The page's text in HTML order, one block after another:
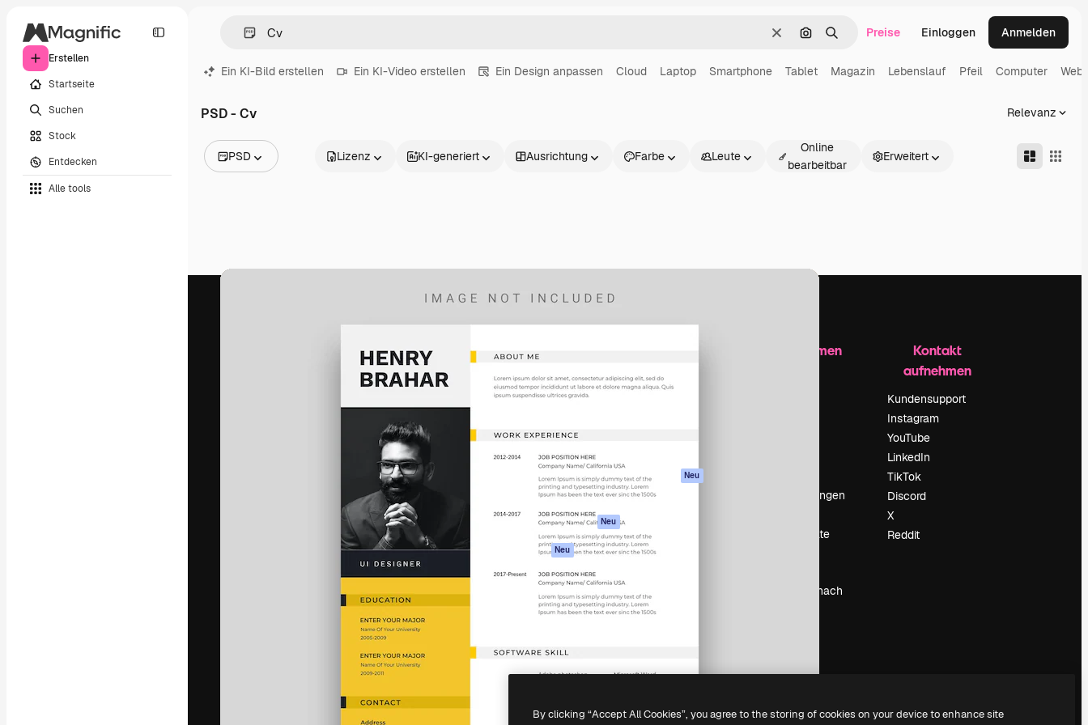
Erstellen
Startseite
Suchen
Stock
Entdecken
Alle tools
LöschenNach Bild suchen
SuchenPreise Einloggen Anmelden
Ein KI-Bild erstellen Ein KI-Video erstellen Ein Design anpassen Cloud Laptop Smartphone Tablet Magazin Lebenslauf Pfeil Computer
PSD - Cv Relevanz
PSD
Videos
Lizenz KI-generiert Ausrichtung Farbe Leute
Online
bearbeitbar
Erweitert
Die kreative Plattform, um deine beste
Arbeit zu verwirklichen. Mehr als 1 Million
Abonnenten unter Kreativen, Unternehmen,
Agenturen und Studios.
Produkte
Spaces
KI-Assistent
KI-Videogenerator
KI-
Stimmengenerator
Stock-Inhalte
MCP für
Claude/ChatGPT
Neu
Agenten Neu
API
Mobile App
Alle Magnific-Tools
Academy
Originale
Neu
Cookie-Richtlinie
Partner
Unternehmen
Unternehmen
Veranstaltungen
Deine Inhalte
Suchst du nach
Kontakt
aufnehmen
Kundensupport
Instagram
YouTube
LinkedIn
TikTok
Discord
X
Reddit
Copyright © 2010-2026Freepik Company S.L.U.Alle Rechte vorbehalten
By clicking “Accept All Cookies”, you agree to the storing of cookies on your device to enhance site